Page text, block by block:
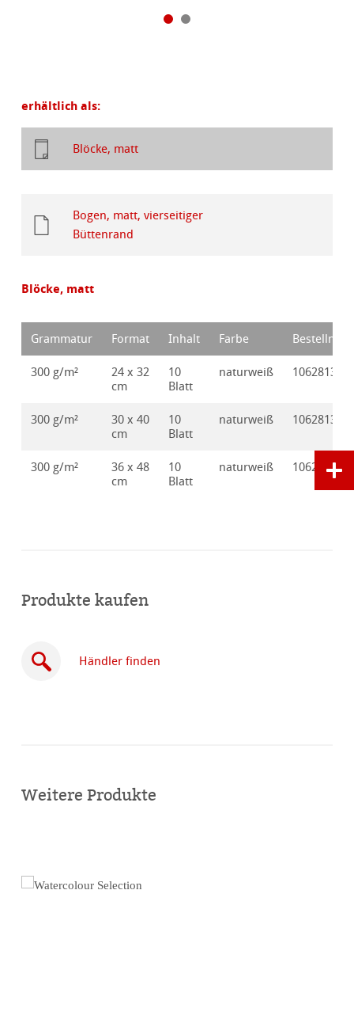
erhältlich als:
Blöcke, matt
Bogen, matt, vierseitiger
Büttenrand
Blöcke, matt
Grammatur Format Inhalt Farbe Bestellnr.
300 g/m²
24 x 32
cm
10
Blatt
naturweiß 10628135
300 g/m²
30 x 40
cm
10
Blatt
naturweiß 10628136
300 g/m²
36 x 48
cm
10
Blatt
naturweiß 10628137
Produkte kaufen
Händler finden
Weitere Produkte